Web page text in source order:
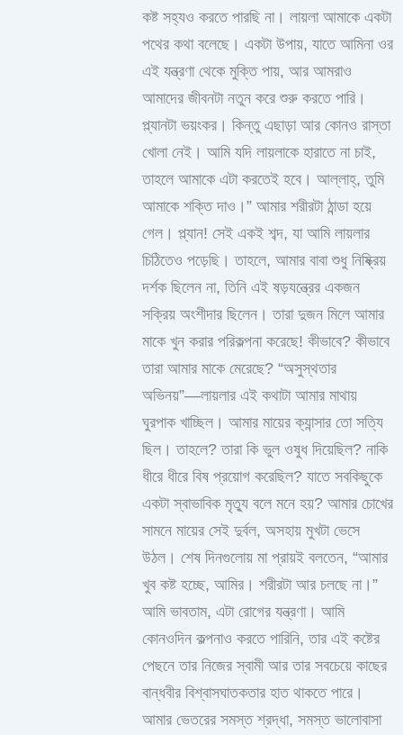
কষ্ট সহ্যও করতে পারছি না। লায়লা আমাকে একটা
পথের কথা বলেছে। একটা উপায়, যাতে আমিনা ওর
এই যন্ত্রণা থেকে মুক্তি পায়, আর আমরাও
আমাদের জীবনটা নতুন করে শুরু করতে পারি।
প্ল্যানটা ভয়ংকর। কিন্তু এছাড়া আর কোনও রাস্তা
খোলা নেই। আমি যদি লায়লাকে হারাতে না চাই,
তাহলে আমাকে এটা করতেই হবে। আল্লাহ্, তুমি
আমাকে শক্তি দাও।” আমার শরীরটা ঠান্ডা হয়ে
গেল। প্ল্যান! সেই একই শব্দ, যা আমি লায়লার
চিঠিতেও পড়েছি। তাহলে, আমার বাবা শুধু নিষ্ক্রিয়
দর্শক ছিলেন না, তিনি এই ষড়যন্ত্রের একজন
সক্রিয় অংশীদার ছিলেন। তারা দুজন মিলে আমার
মাকে খুন করার পরিকল্পনা করেছে! কীভাবে? কীভাবে
তারা আমার মাকে মেরেছে? “অসুস্থতার
অভিনয়”—লায়লার এই কথাটা আমার মাথায়
ঘুরপাক খাচ্ছিল। আমার মায়ের ক্যান্সার তো সত্যি
ছিল। তাহলে? তারা কি ভুল ওষুধ দিয়েছিল? নাকি
ধীরে ধীরে বিষ প্রয়োগ করেছিল? যাতে সবকিছুকে
একটা স্বাভাবিক মৃত্যু বলে মনে হয়? আমার চোখের
সামনে মায়ের সেই দুর্বল, অসহায় মুখটা ভেসে
উঠল। শেষ দিনগুলোয় মা প্রায়ই বলতেন, “আমার
খুব কষ্ট হচ্ছে, আমির। শরীরটা আর চলছে না।”
আমি ভাবতাম, এটা রোগের যন্ত্রণা। আমি
কোনওদিন কল্পনাও করতে পারিনি, তার এই কষ্টের
পেছনে তার নিজের স্বামী আর তার সবচেয়ে কাছের
বান্ধবীর বিশ্বাসঘাতকতার হাত থাকতে পারে।
আমার ভেতরের সমস্ত শ্রদ্ধা, সমস্ত ভালোবাসা